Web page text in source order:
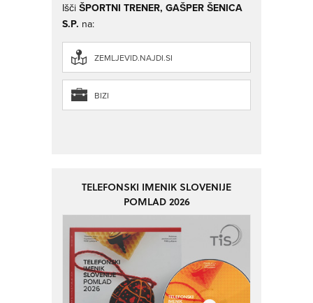
Išči ŠPORTNI TRENER, GAŠPER ŠENICA
S.P. na:
ZEMLJEVID.NAJDI.SI
BIZI
TELEFONSKI IMENIK SLOVENIJE
POMLAD 2026